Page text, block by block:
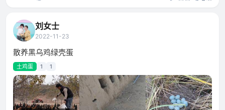
刘女士
2022-11-23
散养黑乌鸡绿壳蛋
土鸡蛋 1 1